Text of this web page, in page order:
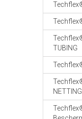
TUBING
NETTING